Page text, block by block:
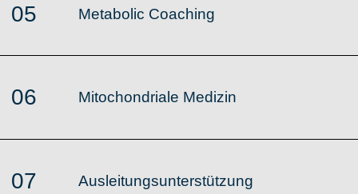
05 Metabolic Coaching
06 Mitochondriale Medizin
07 Ausleitungsunterstützung